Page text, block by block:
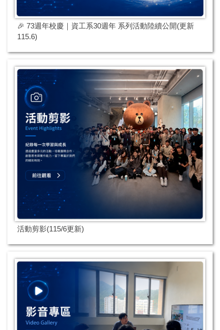
🎉 73週年校慶｜資工系30週年 系列活動陸續公開(更新
115.6)
活動剪影(115/6更新)